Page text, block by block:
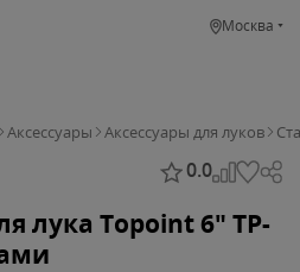
Москва
Аксессуары Аксессуары для луков
0.0
лука Topoint 6" TP-